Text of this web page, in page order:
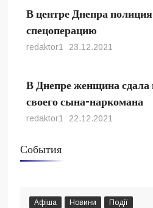
В центре Днепра
спецоперацию
redaktor1 23.12.2021
В Днепре женщина сдала
своего сына-наркомана
redaktor1 22.12.2021
События
Афіша Новини Події